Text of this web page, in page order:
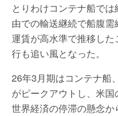
とりわけコンテナ船で
由での輸送継続で船腹
運賃が高水準で推移し
行も追い風となった。
26年3月期はコンテナ船
がピークアウトし、米国
世界経済の停滞の懸念